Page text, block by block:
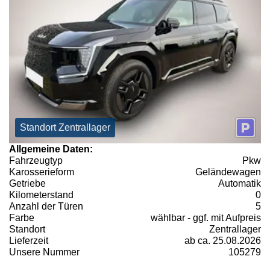
Standort Zentrallager
Allgemeine Daten:
Fahrzeugtyp
Pkw
Karosserieform
Geländewagen
Getriebe
Automatik
Kilometerstand
0
Anzahl der Türen
5
Farbe
wählbar - ggf. mit Aufpreis
Standort
Zentrallager
Lieferzeit
ab ca. 25.08.2026
Unsere Nummer
105279